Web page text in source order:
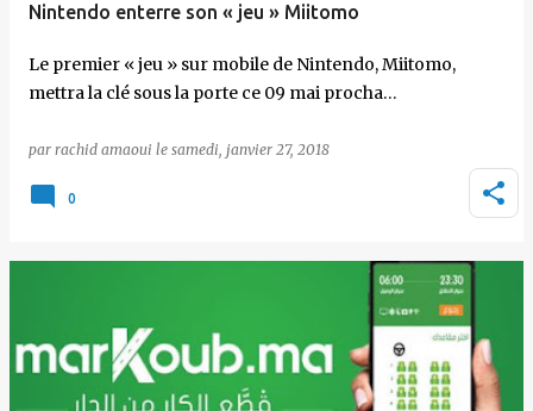
Nintendo enterre son « jeu » Miitomo
Le premier « jeu » sur mobile de Nintendo, Miitomo,
mettra la clé sous la porte ce 09 mai procha…
par rachid amaoui le samedi, janvier 27, 2018
0